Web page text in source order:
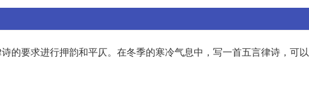
的要求进行押韵和平仄。在冬季的寒冷气息中，写一首五言律诗，可以